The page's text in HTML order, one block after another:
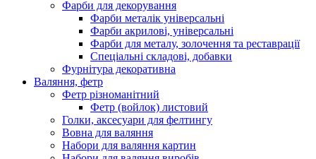
Фарби для декорування
Фарби металік універсальні
Фарби акрилові, універсальні
Фарби для металу, золочення та реставрації
Спеціальні складові, добавки
Фурнітура декоративна
Валяння, фетр
Фетр різноманітний
Фетр (войлок) листовий
Голки, аксесуари для фелтингу
Вовна для валяння
Набори для валяння картин